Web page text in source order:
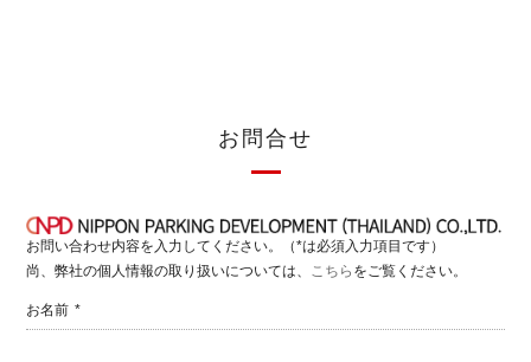
お問合せ
お問い合わせ内容を入力してください。（*は必須入力項目です）
尚、弊社の個人情報の取り扱いについては、 こちら をご覧ください。
お名前 *